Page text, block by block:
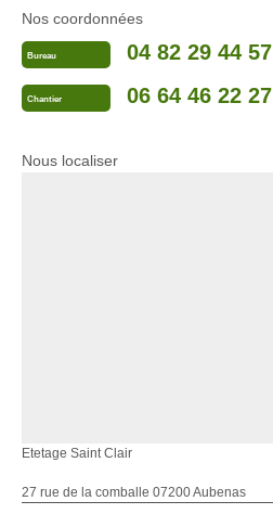
Nos coordonnées
Bureau 04 82 29 44 57
Chantier 06 64 46 22 27
Nous localiser
Etetage Saint Clair
27 rue de la comballe 07200 Aubenas